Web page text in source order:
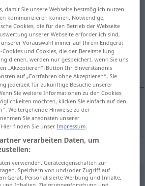
;;→treten>
anklicken/antippen)
DAT/u AKK) beitreten
für "beitreten"
damit Sie unsere Webseite bestmöglich nutzen
kommunizieren können. Notwendige,
Cookies, die für den Betrieb der Webseite
unserer Webseite erforderlich sind,
Vorauswahl immer auf Ihrem Endgerät
und Cookies, die der Bereitstellung
dienen, werden nur gespeichert, wenn Sie uns
„Akzeptieren“-Button Ihr Einverständnis
auf „Fortfahren ohne Akzeptieren“. Sie
jederzeit für zukünftige Besuche unserer
Sie weitere Informationen zu den Cookies
möchten, klicken Sie einfach auf den
Weitergehende Hinweise zu der
Sie ansonsten unserer
Hier finden Sie unserImpressum.
verarbeiten Daten, um
verwenden. Geräteeigenschaften zur
Speichern von und/oder Zugriff auf
Gerät. Personalisierte Werbung und Inhalte,